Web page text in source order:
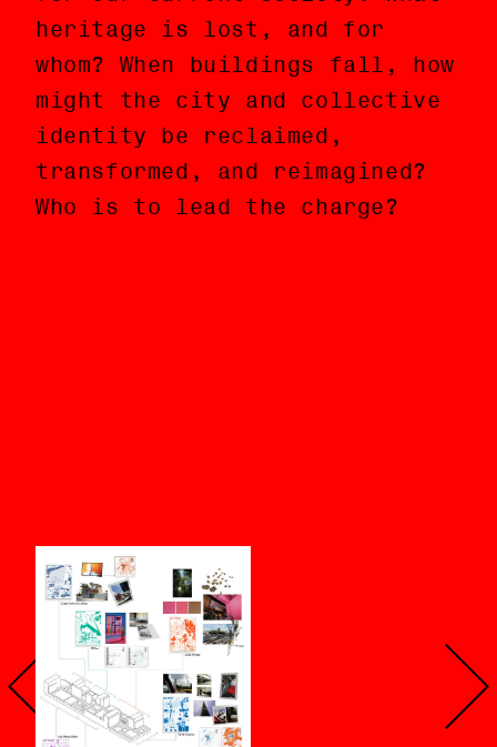
heritage is lost, and for
whom? When buildings fall, how
might the city and collective
identity be reclaimed,
transformed, and reimagined?
Who is to lead the charge?
ideológicamente (por abandono,
negligencia, descuido,
aspiraciones sociales
incumplidas)—¿qué está en
juego para nuestra sociedad
contemporánea? ¿Qué patrimonio